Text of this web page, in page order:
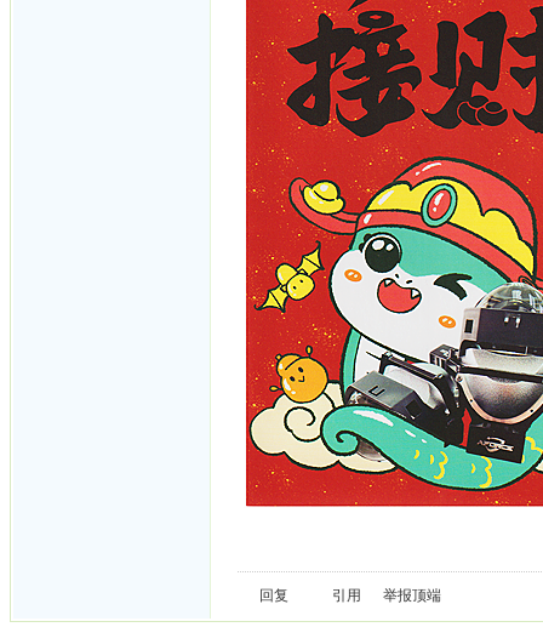
回复 引用 举报顶端